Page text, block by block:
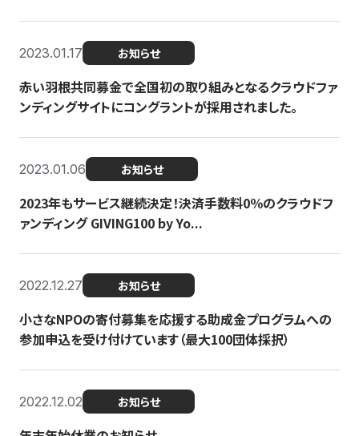
2023.01.17 お知らせ
赤い羽根共同募金で全国初の取り組みとなるクラウドファ
ンディングサイトにコングラントが採用されました。
2023.01.06 お知らせ
2023年もサービス継続決定！決済手数料0％のクラウドフ
ァンディング GIVING100 by Yo...
2022.12.27 お知らせ
小さなNPOの寄付募集を応援する助成金プログラムへの
参加申込を受け付けています（最大100団体採択）
2022.12.02 お知らせ